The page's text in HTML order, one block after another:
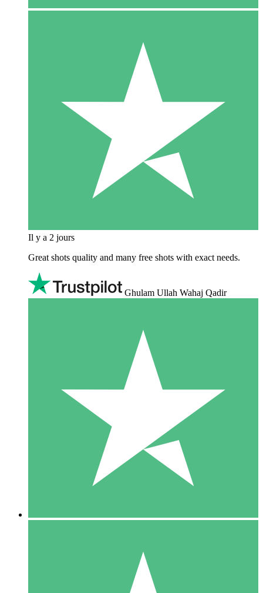
Il y a 2 jours
Great shots quality and many free shots with exact needs.
Ghulam Ullah Wahaj Qadir